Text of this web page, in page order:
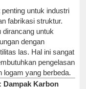
untuk industri
fabrikasi struktur.
dirancang untuk
dengan
las. Hal ini sangat
pengelasan
logam yang berbeda.
Dampak Karbon